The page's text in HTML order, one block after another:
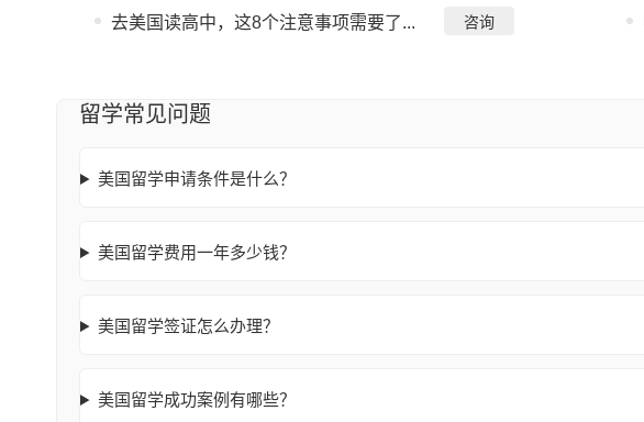
去美国读高中，这8个注意事项需要了... 咨询
留学常见问题
美国留学申请条件是什么？
美国留学费用一年多少钱？
美国留学签证怎么办理？
美国留学成功案例有哪些？